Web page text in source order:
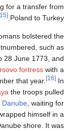
for a transfer from
Poland to Turkey.
[15]
bolstered the
such as
28 June 1773, and
fortress with a
that year.
[16] In
the troops pulled
Danube , waiting for
wrapped himself in a
shore. It was